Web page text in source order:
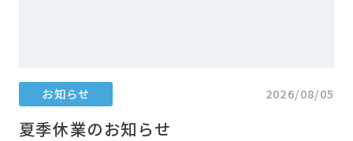
お知らせ 2026/08/05
夏季休業のお知らせ